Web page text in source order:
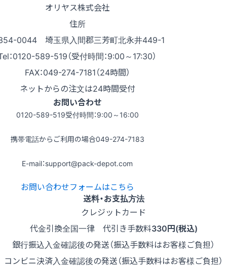
オリヤス株式会社
住所
0044 埼玉県入間郡三芳町北永井449-1
：0120-589-519（受付時間：9:00～17:30）
FAX：049-274-7181（24時間）
ネットからの注文は24時間受付
お問い合わせ
0120-589-519受付時間：9:00～16:00
携帯電話からご利用の場合049-274-7183
E-mail：support@pack-depot.com
お問い合わせフォームはこちら
送料・お支払方法
クレジットカード
代金引換全国一律 代引き手数料330円(税込)
銀行振込入金確認後の発送（振込手数料はお客様ご負担）
コンビニ決済入金確認後の発送（振込手数料はお客様ご負担）